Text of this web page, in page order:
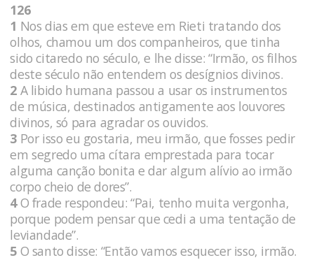
126
1 Nos dias em que esteve em Rieti tratando dos
olhos, chamou um dos companheiros, que tinha
sido citaredo no século, e lhe disse: “Irmão, os filhos
deste século não entendem os desígnios divinos.
2 A libido humana passou a usar os instrumentos
de música, destinados antigamente aos louvores
divinos, só para agradar os ouvidos.
3 Por isso eu gostaria, meu irmão, que fosses pedir
em segredo uma cítara emprestada para tocar
alguma canção bonita e dar algum alívio ao irmão
corpo cheio de dores”.
4O frade respondeu: “Pai, tenho muita vergonha,
porque podem pensar que cedi a uma tentação de
leviandade”.
5 O santo disse: “Então vamos esquecer isso, irmão.